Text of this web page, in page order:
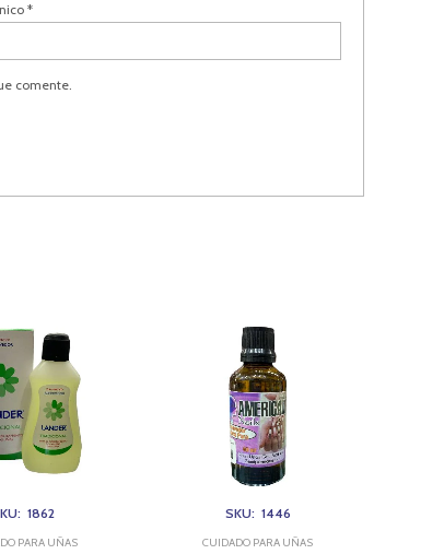
*
comente.
1862
PARA UÑAS
ML
cantidad
SKU: 1446
CUIDADO PARA UÑAS
X60
cantidad